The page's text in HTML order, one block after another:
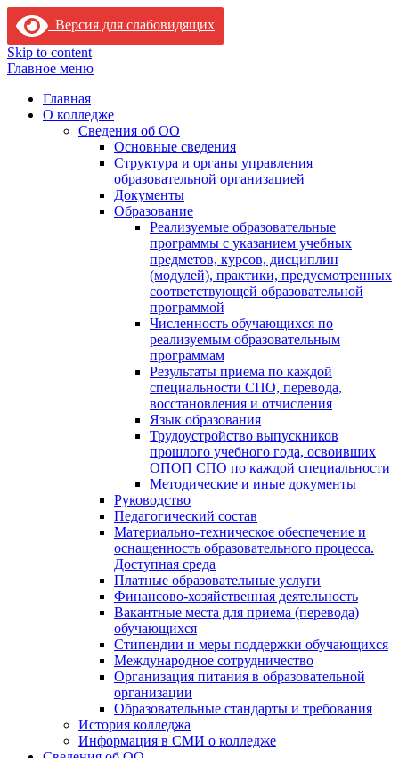
Версия для слабовидящих
Skip to content
Главное меню
Главная
О колледже
Сведения об ОО
Основные сведения
Структура и органы управления
образовательной организацией
Документы
Образование
Реализуемые образовательные
программы с указанием учебных
предметов, курсов, дисциплин
(модулей), практики, предусмотренных
соответствующей образовательной
программой
Численность обучающихся по
реализуемым образовательным
программам
Результаты приема по каждой
специальности СПО, перевода,
восстановления и отчисления
Язык образования
Трудоустройство выпускников
прошлого учебного года, освоивших
ОПОП СПО по каждой специальности
Методические и иные документы
Руководство
Педагогический состав
Материально-техническое обеспечение и
оснащенность образовательного процесса.
Доступная среда
Платные образовательные услуги
Финансово-хозяйственная деятельность
Вакантные места для приема (перевода)
обучающихся
Стипендии и меры поддержки обучающихся
Международное сотрудничество
Организация питания в образовательной
организации
Образовательные стандарты и требования
История колледжа
Информация в СМИ о колледже